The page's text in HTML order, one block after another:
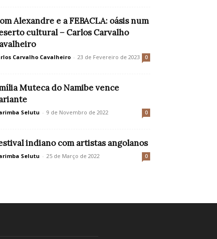
Alexandre e a FEBACLA: oásis num
cultural – Carlos Carvalho
Carvalho Cavalheiro - 23 de Fevereiro de 2023 0
Muteca do Namibe vence
Selutu - 9 de Novembro de 2022 0
indiano com artistas angolanos
Selutu - 25 de Março de 2022 0